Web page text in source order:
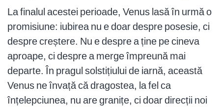
La finalul acestei perioade, Venus lasă în urmă o
promisiune: iubirea nu e doar despre posesie, ci
despre creștere. Nu e despre a ține pe cineva
aproape, ci despre a merge împreună mai
departe. În pragul solstițiului de iarnă, această
Venus ne învață că dragostea, la fel ca
înțelepciunea, nu are granițe, ci doar direcții noi